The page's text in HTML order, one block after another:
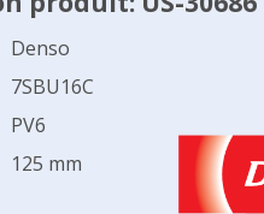
Denso
7SBU16C
PV6
125 mm